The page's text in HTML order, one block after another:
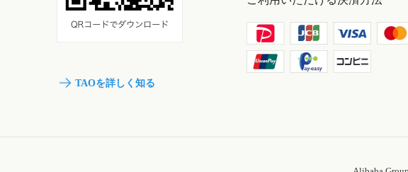
TAOを詳しく知る